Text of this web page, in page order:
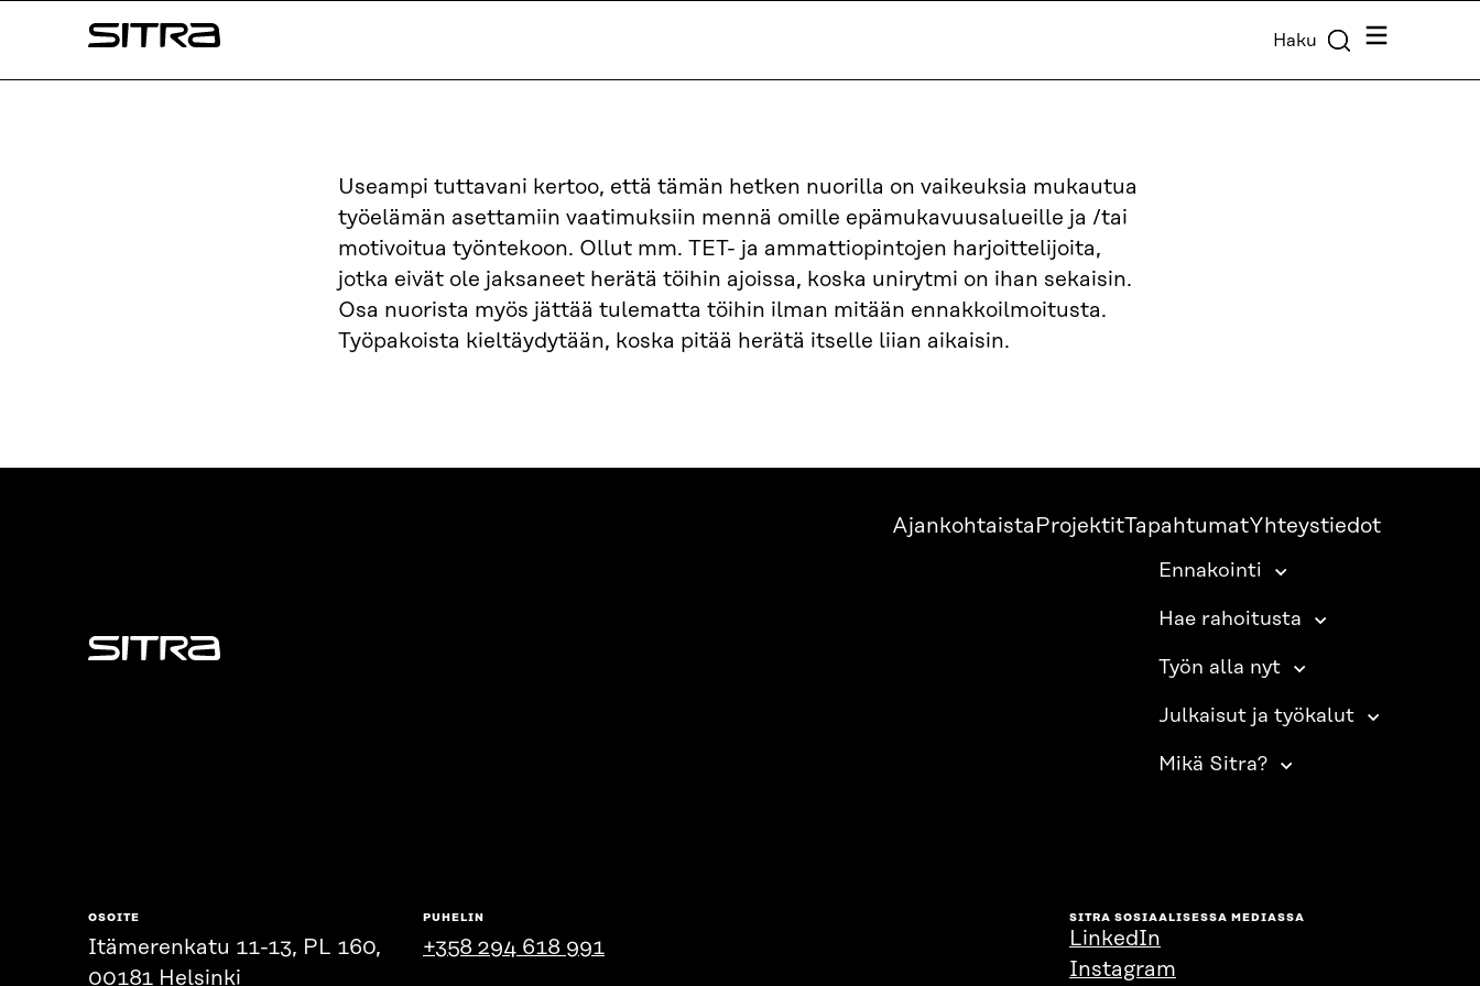
sisältöön
Sitra Haku Valikko
Useampi tuttavani kertoo, että tämän hetken nuorilla on vaikeuksia mukautua
työelämän asettamiin vaatimuksiin mennä omille epämukavuusalueille ja /tai
motivoitua työntekoon. Ollut mm. TET- ja ammattiopintojen harjoittelijoita,
jotka eivät ole jaksaneet herätä töihin ajoissa, koska unirytmi on ihan sekaisin.
Osa nuorista myös jättää tulematta töihin ilman mitään ennakkoilmoitusta.
Työpakoista kieltäydytään, koska pitää herätä itselle liian aikaisin.
Sitra
Ajankohtaista ProjektitTapahtumatYhteystiedot
Ennakointi
Hae rahoitusta
Työn alla nyt
Julkaisut ja työkalut
Mikä Sitra?
OSOITE
Itämerenkatu 11-13, PL 160,
00181 Helsinki
PUHELIN
+358 294 618 991
SITRA SOSIAALISESSA MEDIASSA
LinkedIn
Instagram